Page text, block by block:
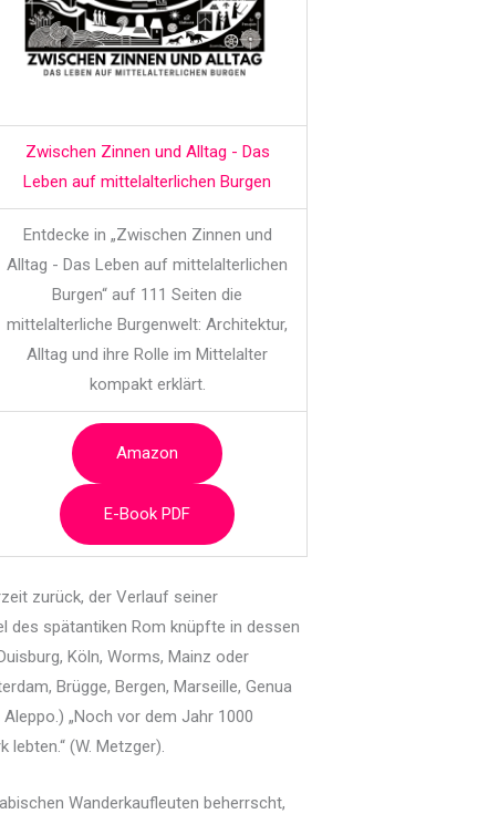
Zwischen Zinnen und Alltag - Das
Leben auf mittelalterlichen Burgen
Entdecke in „Zwischen Zinnen und
Alltag - Das Leben auf mittelalterlichen
Burgen“ auf 111 Seiten die
mittelalterliche Burgenwelt: Architektur,
Alltag und ihre Rolle im Mittelalter
kompakt erklärt.
Amazon
E-Book PDF
zurück, der Verlauf seiner
des spätantiken Rom knüpfte in dessen
Köln, Worms, Mainz oder
Brügge, Bergen, Marseille, Genua
„Noch vor dem Jahr 1000
(W. Metzger).
Wanderkaufleuten beherrscht,